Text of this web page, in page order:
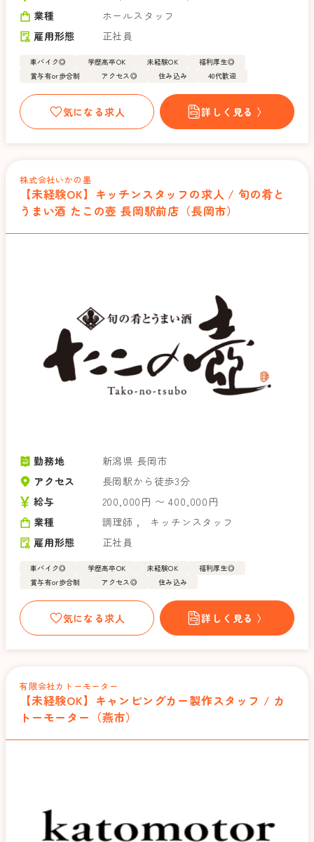
業種
ホールスタッフ
雇用形態
正社員
車バイク◎ 学歴高卒OK 未経験OK
福利厚生◎
賞与有or歩合制
アクセス◎ 住み込み 40代歓迎
気になる求人 詳しく見る 〉
株式会社いかの墨
【未経験OK】キッチンスタッフの求人 / 旬の肴と
うまい酒 たこの壺 長岡駅前店（長岡市）
勤務地
新潟県 長岡市
アクセス
長岡駅から徒歩3分
給与
200,000円 〜 400,000円
業種
調理師 ，
キッチンスタッフ
雇用形態
正社員
車バイク◎ 学歴高卒OK 未経験OK
福利厚生◎
賞与有or歩合制
アクセス◎ 住み込み
気になる求人 詳しく見る 〉
有限会社カトーモーター
【未経験OK】キャンピングカー製作スタッフ / カ
トーモーター（燕市）